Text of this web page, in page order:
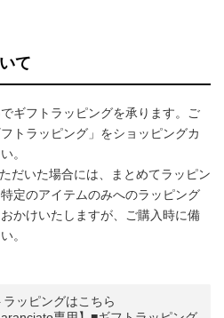
て
ギフトラッピングを承ります。ご
トラッピング」をショッピングカ
。
だいた場合には、まとめてラッピン
定のアイテムのみへのラッピング
かけいたしますが、ご購入時に備
。
ッピングはこちら